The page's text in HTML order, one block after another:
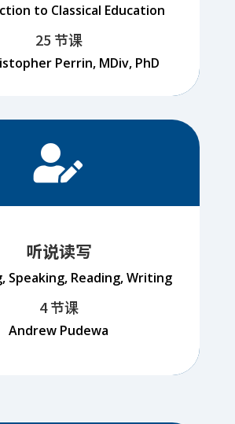
to Classical Education
25 节课
Perrin, MDiv, PhD

听说读写
Speaking, Reading, Writing
4 节课
Andrew Pudewa